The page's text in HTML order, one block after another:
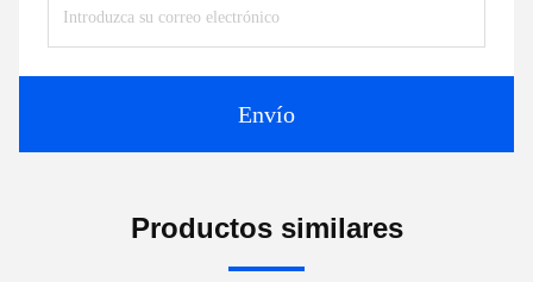
Envío
Productos similares